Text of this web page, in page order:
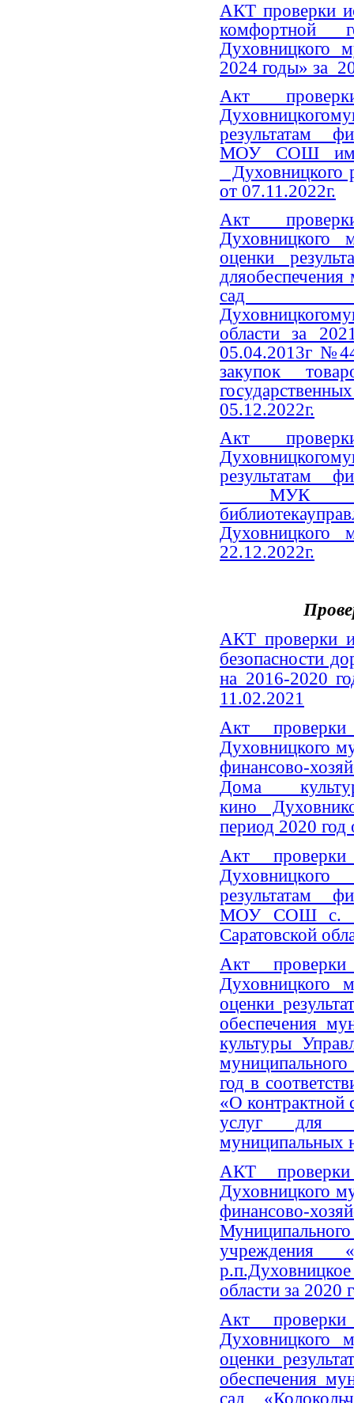
АКТ проверки
комфортной
Духовницкого
2024 годы» за
Акт
результатам
МОУ СОШ
Духовницкого
от 07.11.2022г.
Акт
Духовницкого
оценки
сад
области за
05.04.2013г
закупок
05.12.2022г.
Акт
результатам
МУК
Духовницкого
22.12.2022г.
АКТ проверки
безопасности
на 2016-2020
11.02.2021
Акт проверки
Духовницкого
финансово-
Дома
кино
период 2020
Акт проверки
результатам
МОУ СОШ с.
Саратовской
Акт проверки
Духовницкого
оценки
обеспечения
культуры
год в
«О контрактной
услуг для
муниципальных
АКТ проверки
Духовницкого
финансово-
учреждения
области за 2020
Акт проверки
Духовницкого
оценки
обеспечения
сад